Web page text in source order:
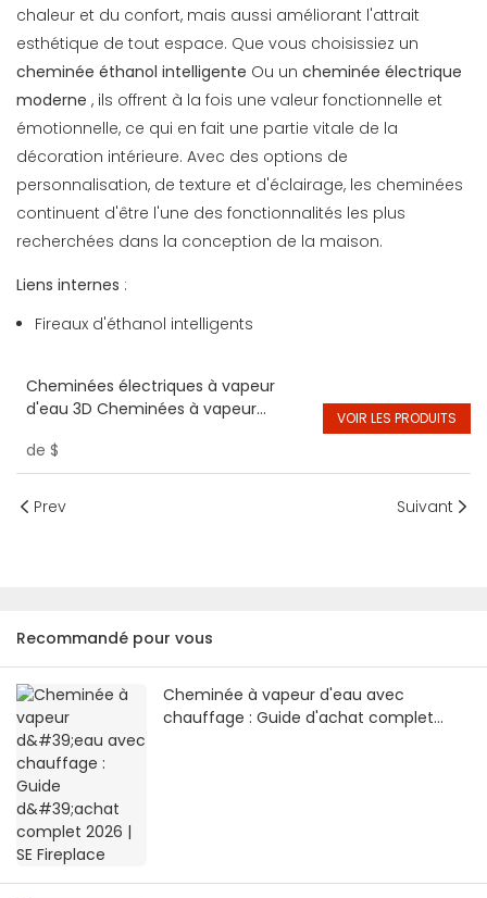
chaleur et du confort, mais aussi améliorant l'attrait
esthétique de tout espace. Que vous choisissiez un
cheminée éthanol intelligente Ou un cheminée électrique
moderne , ils offrent à la fois une valeur fonctionnelle et
émotionnelle, ce qui en fait une partie vitale de la
décoration intérieure. Avec des options de
personnalisation, de texture et d'éclairage, les cheminées
continuent d'être l'une des fonctionnalités les plus
recherchées dans la conception de la maison.
Liens internes :
Fireaux d'éthanol intelligents
Cheminées électriques à vapeur
d'eau 3D Cheminées à vapeur
de $
VOIR LES PRODUITS
Prev Suivant
Recommandé pour vous
Cheminée à vapeur d'eau avec
chauffage : Guide d'achat complet